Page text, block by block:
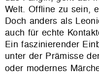
Welt. Offline zu sein,
Doch anders als
auch für echte
Ein faszinierender
unter der Prämisse
oder modernes